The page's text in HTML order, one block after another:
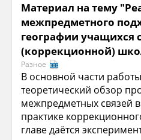
Материал на тему
межпредметного
географии учащихся
(коррекционной)
Разное
В основной части
теоретический обзор
межпредметных связей
практике
главе даётся